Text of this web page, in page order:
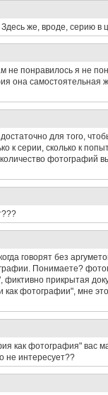
же, вроде, серию в
не понравилось я не
она самостоятельная
для того,
к серии, сколько к
говорят без
Понимаете?
прикрытая
фотографии", мне
фотография" вас
не интересует??